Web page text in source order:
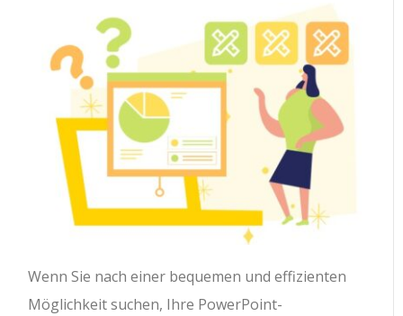
Wenn Sie nach einer bequemen und effizienten
Möglichkeit suchen, Ihre PowerPoint-